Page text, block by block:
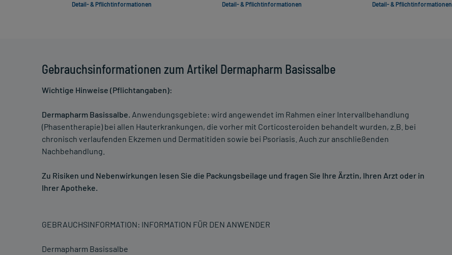
Gebrauchsinformationen zum Artikel Dermapharm Basissalbe
Wichtige Hinweise (Pflichtangaben):
Dermapharm Basissalbe. Anwendungsgebiete: wird angewendet im Rahmen einer Intervallbehandlung
(Phasentherapie) bei allen Hauterkrankungen, die vorher mit Corticosteroiden behandelt wurden, z.B. bei
chronisch verlaufenden Ekzemen und Dermatitiden sowie bei Psoriasis. Auch zur anschließenden
Nachbehandlung.
Zu Risiken und Nebenwirkungen lesen Sie die Packungsbeilage und fragen Sie Ihre Ärztin, Ihren Arzt oder in
Ihrer Apotheke.
GEBRAUCHSINFORMATION: INFORMATION FÜR DEN ANWENDER
Dermapharm Basissalbe
Detail- & Pflichtinformationen Detail- & Pflichtinformationen Detail- & Pflichtinformationen